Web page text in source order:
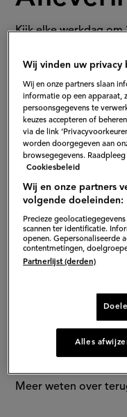
Aflevering
13
Kijk elke werkdag om
24Kitchen.nl.
Meer weten over
Wij vinden uw privacy
Wij en onze partners slaan
informatie op een apparaat,
persoonsgegevens te
keuzes accepteren of
via de link
worden doorgegeven aan
browsegegevens.
Cookiesbeleid
Wij en onze partners
volgende doeleinden:
Precieze
scannen ter identificatie.
openen. Gepersonaliseerde
contentmetingen,
Partnerlijst (derden)
Alles